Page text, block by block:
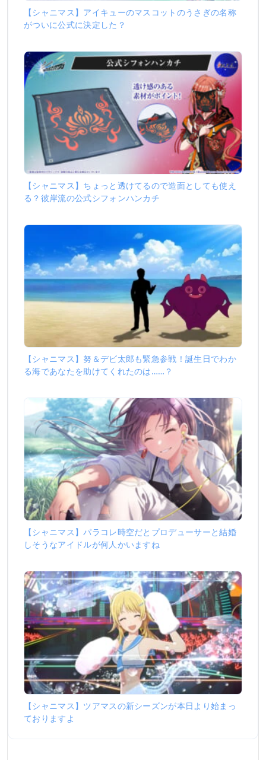
【シャニマス】アイキューのマスコットのうさぎの名称
がついに公式に決定した？
【シャニマス】ちょっと透けてるので造面としても使え
る？彼岸流の公式シフォンハンカチ
【シャニマス】努＆デビ太郎も緊急参戦！誕生日でわか
る海であなたを助けてくれたのは……？
【シャニマス】パラコレ時空だとプロデューサーと結婚
しそうなアイドルが何人かいますね
【シャニマス】ツアマスの新シーズンが本日より始まっ
ておりますよ